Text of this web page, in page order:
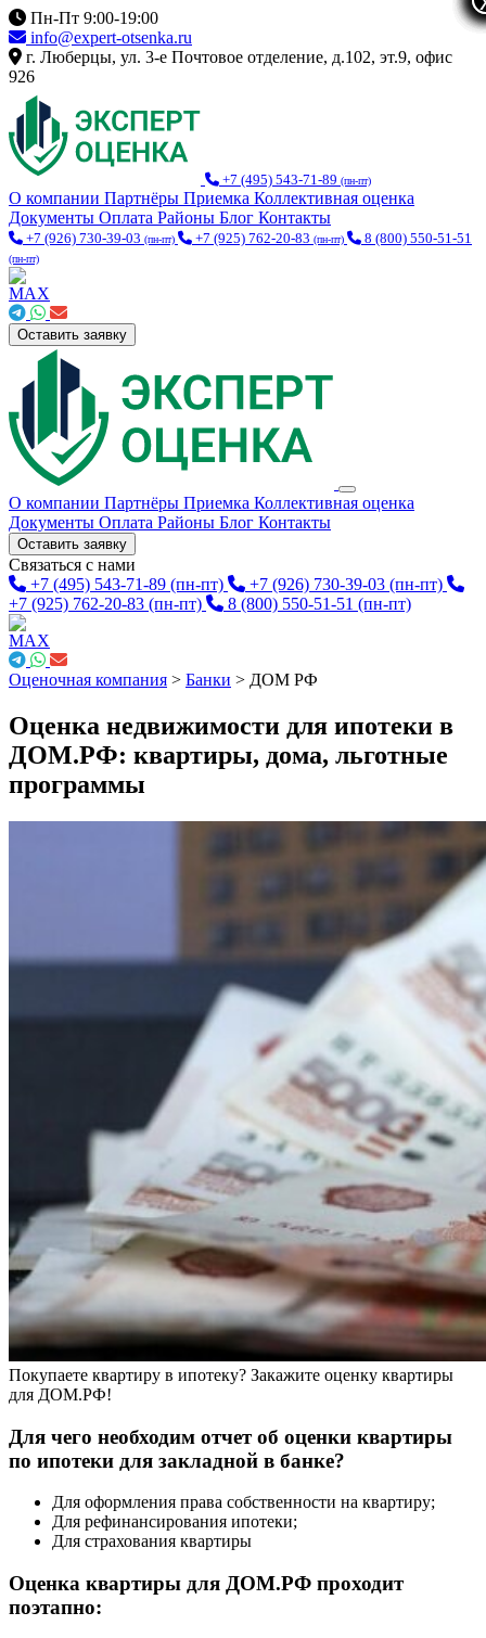
Пн-Пт 9:00-19:00
info@expert-otsenka.ru
г. Люберцы, ул. 3-е Почтовое отделение, д.102, эт.9, офис
926
+7 (495) 543-71-89 (пн-пт)
О компании Партнёры Приемка Коллективная оценка
Документы Оплата Районы Блог Контакты
+7 (926) 730-39-03 (пн-пт) +7 (925) 762-20-83 (пн-пт) 8 (800) 550-51-51
(пн-пт)
Оставить заявку
О компании Партнёры Приемка Коллективная оценка
Документы Оплата Районы Блог Контакты
Оставить заявку
Связаться с нами
+7 (495) 543-71-89 (пн-пт) +7 (926) 730-39-03 (пн-пт)
+7 (925) 762-20-83 (пн-пт) 8 (800) 550-51-51 (пн-пт)
Оценочная компания > Банки > ДОМ РФ
Оценка недвижимости для ипотеки в
ДОМ.РФ: квартиры, дома, льготные
программы
Покупаете квартиру в ипотеку? Закажите оценку квартиры
для ДОМ.РФ!
Для чего необходим отчет об оценки квартиры
по ипотеки для закладной в банке?
Для оформления права собственности на квартиру;
Для рефинансирования ипотеки;
Для страхования квартиры
Оценка квартиры для ДОМ.РФ проходит
поэтапно: